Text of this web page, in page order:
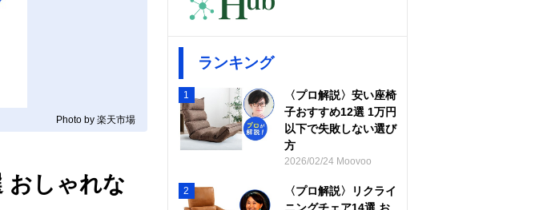
Photo by 楽天市場
おしゃれな
ランキング
1
〈プロ解説〉安い座椅
子おすすめ12選 1万円
以下で失敗しない選び
方
2026/02/24 Moovoo
2
〈プロ解説〉リクライ